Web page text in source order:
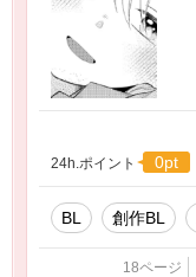
24h.ポイント 0pt
BL 創作BL
18ページ